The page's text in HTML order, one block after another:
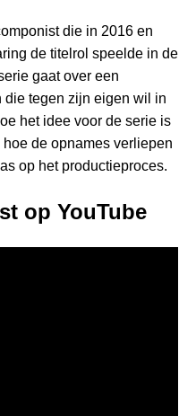
die in 2016 en
de titelrol speelde in de
gaat over een
die tegen zijn eigen wil in
het idee voor de serie is
de opnames verliepen
op het productieproces.
op YouTube